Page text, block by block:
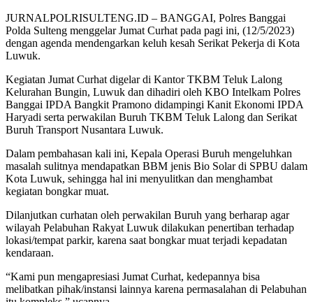
JURNALPOLRISULTENG.ID – BANGGAI, Polres Banggai
Polda Sulteng menggelar Jumat Curhat pada pagi ini, (12/5/2023)
dengan agenda mendengarkan keluh kesah Serikat Pekerja di Kota
Luwuk.
Kegiatan Jumat Curhat digelar di Kantor TKBM Teluk Lalong
Kelurahan Bungin, Luwuk dan dihadiri oleh KBO Intelkam Polres
Banggai IPDA Bangkit Pramono didampingi Kanit Ekonomi IPDA
Haryadi serta perwakilan Buruh TKBM Teluk Lalong dan Serikat
Buruh Transport Nusantara Luwuk.
Dalam pembahasan kali ini, Kepala Operasi Buruh mengeluhkan
masalah sulitnya mendapatkan BBM jenis Bio Solar di SPBU dalam
Kota Luwuk, sehingga hal ini menyulitkan dan menghambat
kegiatan bongkar muat.
Dilanjutkan curhatan oleh perwakilan Buruh yang berharap agar
wilayah Pelabuhan Rakyat Luwuk dilakukan penertiban terhadap
lokasi/tempat parkir, karena saat bongkar muat terjadi kepadatan
kendaraan.
“Kami pun mengapresiasi Jumat Curhat, kedepannya bisa
melibatkan pihak/instansi lainnya karena permasalahan di Pelabuhan